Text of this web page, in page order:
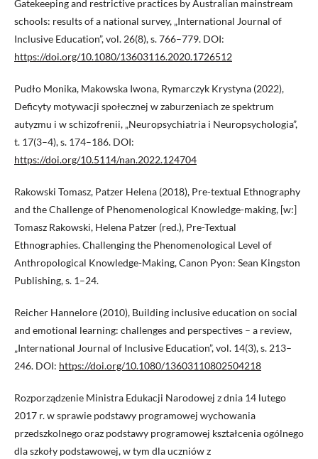
Gatekeeping and restrictive practices by Australian mainstream
schools: results of a national survey, „International Journal of
Inclusive Education”, vol. 26(8), s. 766–779. DOI:
https://doi.org/10.1080/13603116.2020.1726512
Pudło Monika, Makowska Iwona, Rymarczyk Krystyna (2022),
Deficyty motywacji społecznej w zaburzeniach ze spektrum
autyzmu i w schizofrenii, „Neuropsychiatria i Neuropsychologia”,
t. 17(3–4), s. 174–186. DOI:
https://doi.org/10.5114/nan.2022.124704
Rakowski Tomasz, Patzer Helena (2018), Pre-textual Ethnography
and the Challenge of Phenomenological Knowledge-making, [w:]
Tomasz Rakowski, Helena Patzer (red.), Pre-Textual
Ethnographies. Challenging the Phenomenological Level of
Anthropological Knowledge-Making, Canon Pyon: Sean Kingston
Publishing, s. 1–24.
Reicher Hannelore (2010), Building inclusive education on social
and emotional learning: challenges and perspectives – a review,
„International Journal of Inclusive Education”, vol. 14(3), s. 213–
246. DOI: https://doi.org/10.1080/13603110802504218
Rozporządzenie Ministra Edukacji Narodowej z dnia 14 lutego
2017 r. w sprawie podstawy programowej wychowania
przedszkolnego oraz podstawy programowej kształcenia ogólnego
dla szkoły podstawowej, w tym dla uczniów z